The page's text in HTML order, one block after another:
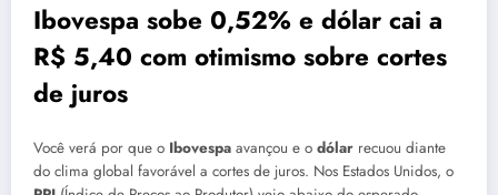
Ibovespa sobe 0,52% e dólar cai a
R$ 5,40 com otimismo sobre cortes
de juros
Você verá por que o Ibovespa avançou e o dólar recuou diante
do clima global favorável a cortes de juros. Nos Estados Unidos, o